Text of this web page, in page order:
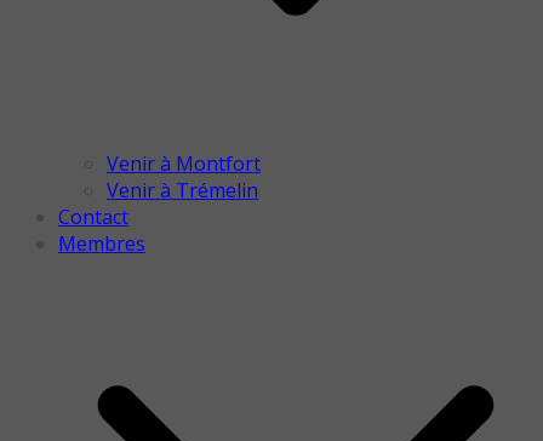
Venir à Montfort
Venir à Trémelin
Contact
Membres